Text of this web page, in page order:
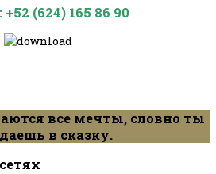
(624) 165 86 90
все мечты, словно ты
в сказку.